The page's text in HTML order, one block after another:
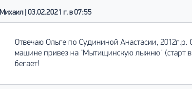
Михаил | 03.02.2021 г. в 07:55
Отвечаю Ольге по Судининой Анастасии,
машине привез на "Мытищинскую лыжню" (старт
бегает!